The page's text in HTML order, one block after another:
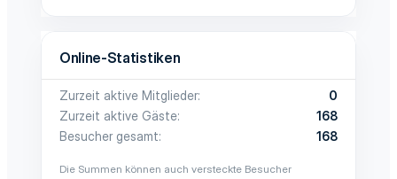
Online-Statistiken
Zurzeit aktive Mitglieder
0
Zurzeit aktive Gäste
168
Besucher gesamt
168
Die Summen können auch versteckte Besucher